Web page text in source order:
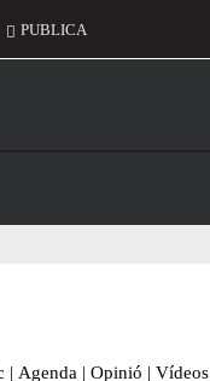
PUBLICA
| Agenda | Opinió | Vídeos